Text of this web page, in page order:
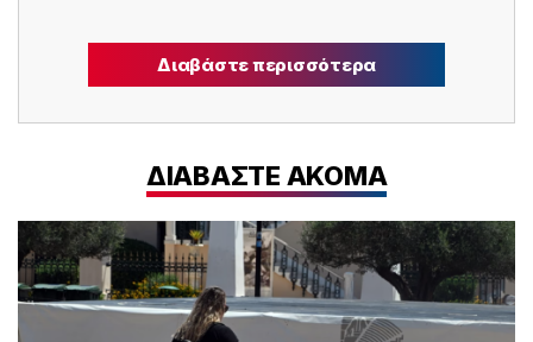
Διαβάστε περισσότερα
ΔΙΑΒΑΣΤΕ ΑΚΟΜΑ